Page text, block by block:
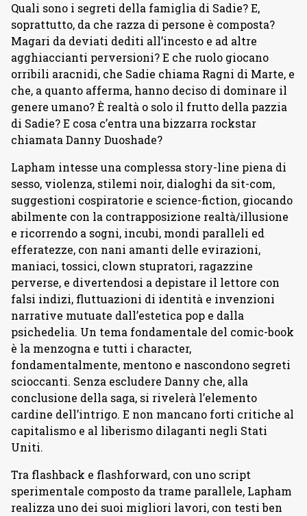
Quali sono i segreti della famiglia di Sadie? E,
soprattutto, da che razza di persone è composta?
Magari da deviati dediti all’incesto e ad altre
agghiaccianti perversioni? E che ruolo giocano
orribili aracnidi, che Sadie chiama Ragni di Marte, e
che, a quanto afferma, hanno deciso di dominare il
genere umano? È realtà o solo il frutto della pazzia
di Sadie? E cosa c’entra una bizzarra rockstar
chiamata Danny Duoshade?
Lapham intesse una complessa story-line piena di
sesso, violenza, stilemi noir, dialoghi da sit-com,
suggestioni cospiratorie e science-fiction, giocando
abilmente con la contrapposizione realtà/illusione
e ricorrendo a sogni, incubi, mondi paralleli ed
efferatezze, con nani amanti delle evirazioni,
maniaci, tossici, clown stupratori, ragazzine
perverse, e divertendosi a depistare il lettore con
falsi indizi, fluttuazioni di identità e invenzioni
narrative mutuate dall’estetica pop e dalla
psichedelia. Un tema fondamentale del comic-book
è la menzogna e tutti i character,
fondamentalmente, mentono e nascondono segreti
scioccanti. Senza escludere Danny che, alla
conclusione della saga, si rivelerà l’elemento
cardine dell’intrigo. E non mancano forti critiche al
capitalismo e al liberismo dilaganti negli Stati
Uniti.
Tra flashback e flashforward, con uno script
sperimentale composto da trame parallele, Lapham
realizza uno dei suoi migliori lavori, con testi ben